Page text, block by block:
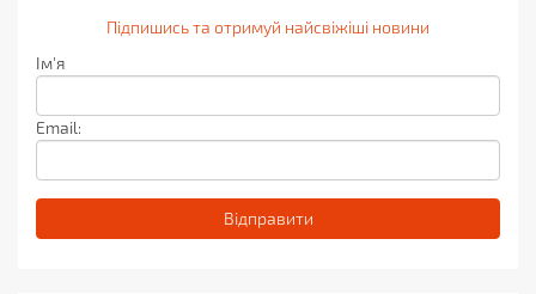
Підпишись та отримуй найсвіжіші новини
Ім'я
Email: